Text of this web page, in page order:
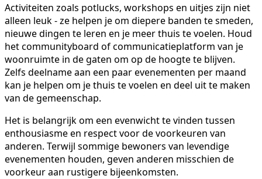
Activiteiten zoals potlucks, workshops en uitjes zijn niet
alleen leuk - ze helpen je om diepere banden te smeden,
nieuwe dingen te leren en je meer thuis te voelen. Houd
het communityboard of communicatieplatform van je
woonruimte in de gaten om op de hoogte te blijven.
Zelfs deelname aan een paar evenementen per maand
kan je helpen om je thuis te voelen en deel uit te maken
van de gemeenschap.
Het is belangrijk om een evenwicht te vinden tussen
enthousiasme en respect voor de voorkeuren van
anderen. Terwijl sommige bewoners van levendige
evenementen houden, geven anderen misschien de
voorkeur aan rustigere bijeenkomsten.